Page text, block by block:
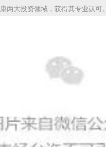
两大投资领域，获得其专业认可。